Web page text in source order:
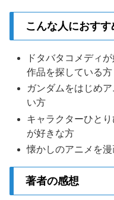
こんな人におすす
ドタバタコメディ
作品を探している方
ガンダムをはじめ
い方
キャラクターひと
が好きな方
懐かしのアニメを
著者の感想